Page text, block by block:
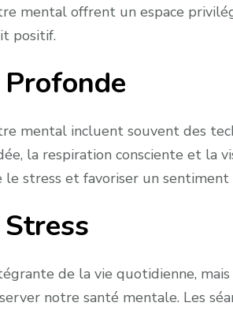
mental offrent un espace
positif.
mental incluent souvent des
la respiration consciente et la
le stress et favoriser un
de la vie quotidienne,
notre santé mentale. Les